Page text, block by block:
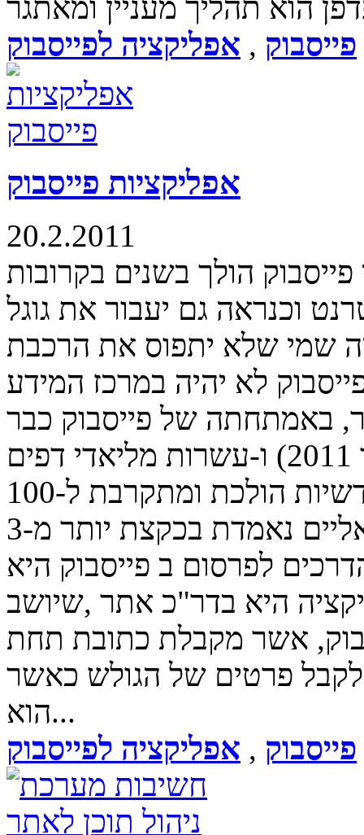
פייסבוק , אפליקציה לפייסבוק
אפליקציות פייסבוק
20.2.2011
הולך בשנים בקרובות
וכנראה גם יעבור את גוגל
שמי שלא יתפוס את הרכבת
לא יהיה במרכז המידע
באמתחתה של פייסבוק כבר
למעלה מ-600 פרופילים (נכון לינואר 2011) ו-עשרות מליאדי דפים
נצפים בחודש (כמות הצפיות החודשיות הולכת ומתקרבת ל-100
מליארד). כמות הפרופילים הישראליים נאמדת בכקצת יותר מ-3
לפרסום ב פייסבוק היא
היא בדר"כ אתר ,שיושב
אשר מקבלת כתובת תחת
לקבל פרטים של הגולש כאשר
הוא...
פייסבוק , אפליקציה לפייסבוק